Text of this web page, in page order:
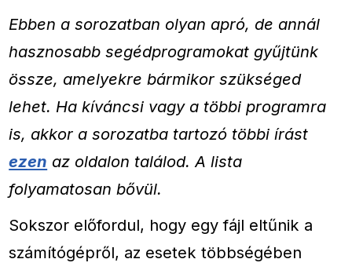
Ebben a sorozatban olyan apró, de annál
hasznosabb segédprogramokat gyűjtünk
össze, amelyekre bármikor szükséged
lehet. Ha kíváncsi vagy a többi programra
is, akkor a sorozatba tartozó többi írást
ezen az oldalon találod. A lista
folyamatosan bővül.
Sokszor előfordul, hogy egy fájl eltűnik a
számítógépről, az esetek többségében